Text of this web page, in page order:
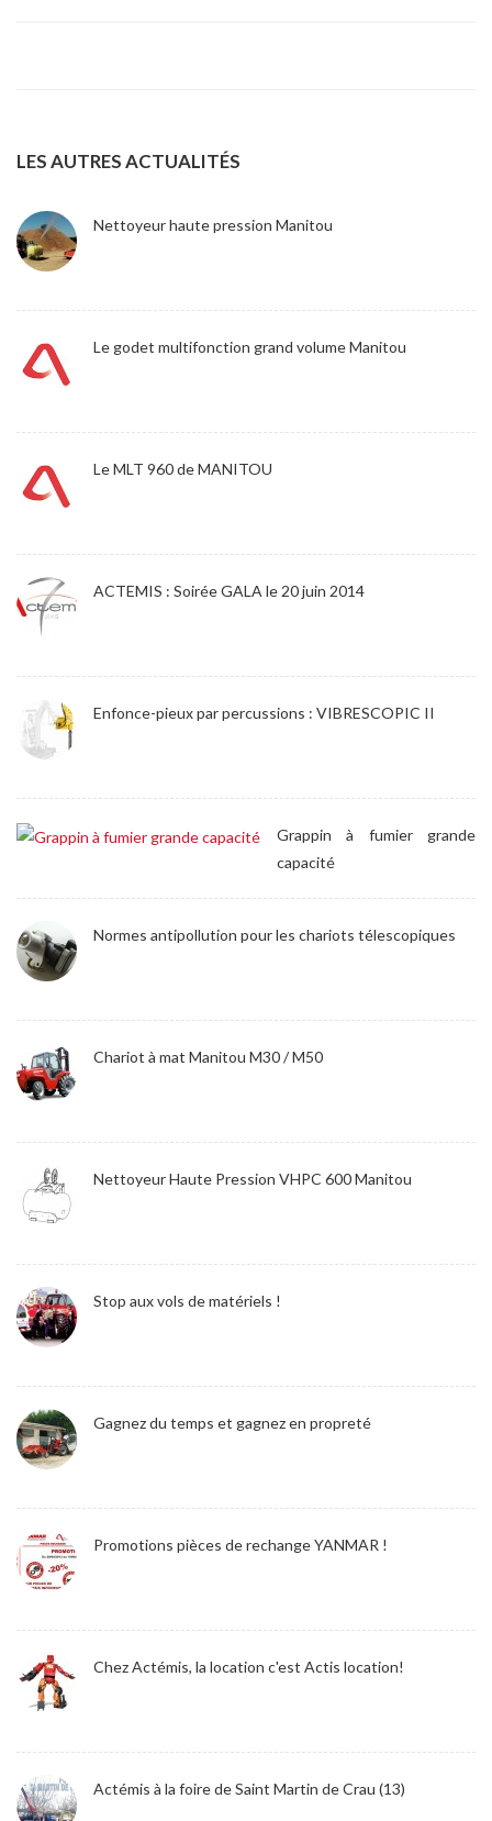
LES AUTRES ACTUALITÉS
Nettoyeur haute pression Manitou
Le godet multifonction grand volume Manitou
Le MLT 960 de MANITOU
ACTEMIS : Soirée GALA le 20 juin 2014
Enfonce-pieux par percussions : VIBRESCOPIC II
Grappin à fumier grande
capacité
Normes antipollution pour les chariots télescopiques
Chariot à mat Manitou M30 / M50
Nettoyeur Haute Pression VHPC 600 Manitou
Stop aux vols de matériels !
Gagnez du temps et gagnez en propreté
Promotions pièces de rechange YANMAR !
Chez Actémis, la location c'est Actis location!
Actémis à la foire de Saint Martin de Crau (13)